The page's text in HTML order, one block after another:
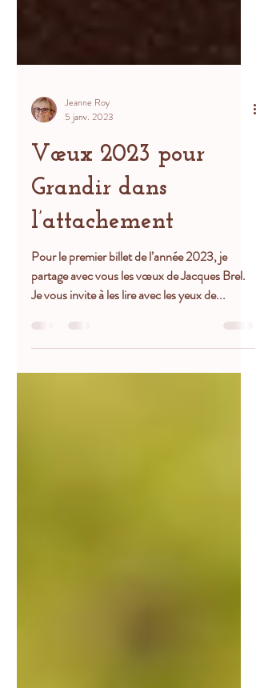
Jeanne Roy
Vœux 2023 pour
l’attachement
Pour le premier billet de l’année 2023, je
partage avec vous les vœux de Jacques Brel.
Je vous invite à les lire avec les yeux de...